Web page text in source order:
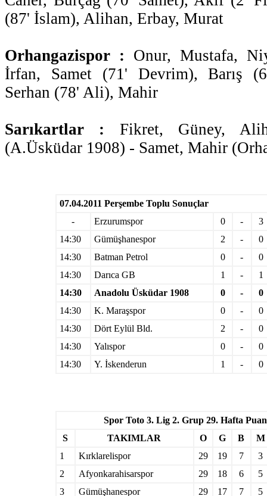
(87' İslam), Alihan, Erbay, Murat
Orhangazispor : Onur, Mustafa,
İrfan, Samet (71' Devrim), Barış
Serhan (78' Ali), Mahir
Sarıkartlar : Fikret, Güney,
(A.Üsküdar 1908) - Samet, Mahir
07.04.2011 Perşembe Toplu Sonuçlar
-
Erzurumspor 0 -
3
14:30
Gümüşhanespor 2 -
0
14:30
Batman Petrol 0 -
0
14:30
Darıca GB 1 -
1
14:30
Anadolu Üsküdar 1908 0 -
0
14:30
K. Maraşspor 0 -
0
14:30
Dört Eylül Bld. 2 -
0
14:30
Yalıspor 0 -
0
14:30
Y. İskenderun 1 - 0
Spor Toto 3. Lig 2. Grup 29. Hafta
S
TAKIMLAR O G B
M
1
Kırklarelispor 29 19 7
3
2
Afyonkarahisarspor 29 18 6
5
3
Gümüşhanespor 29 17 7 5